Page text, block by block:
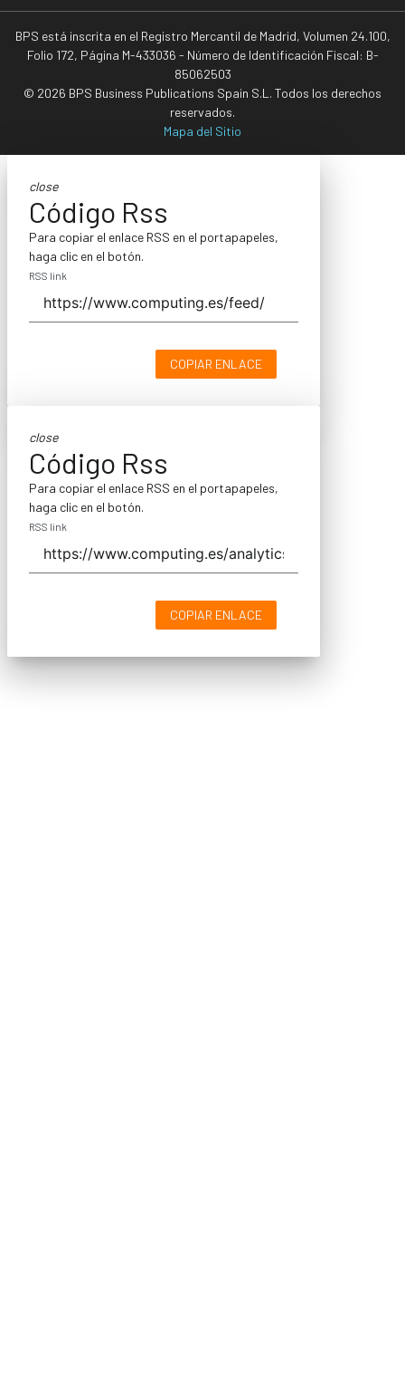
BPS está inscrita en el Registro Mercantil de Madrid, Volumen 24.100,
Folio 172, Página M-433036 - Número de Identificación Fiscal: B-
85062503
© 2026 BPS Business Publications Spain S.L. Todos los derechos
reservados.
Mapa del Sitio
close
Código Rss
Para copiar el enlace RSS en el portapapeles,
haga clic en el botón.
RSS link
COPIAR ENLACE
close
Código Rss
Para copiar el enlace RSS en el portapapeles,
haga clic en el botón.
RSS link
COPIAR ENLACE